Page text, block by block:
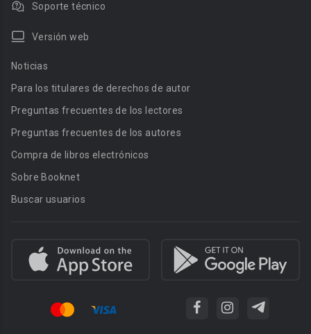
Soporte técnico
Versión web
Noticias
Para los titulares de derechos de autor
Preguntas frecuentes de los lectores
Preguntas frecuentes de los autores
Compra de libros electrónicos
Sobre Booknet
Buscar usuarios